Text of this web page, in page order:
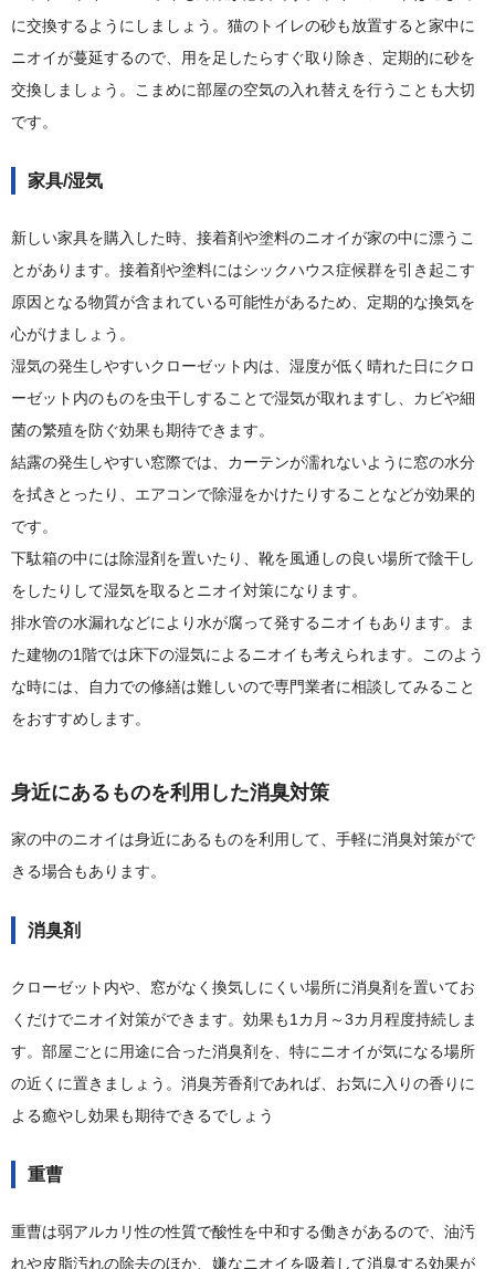
に交換するようにしましょう。猫のトイレの砂も放置すると家中に
ニオイが蔓延するので、用を足したらすぐ取り除き、定期的に砂を
交換しましょう。こまめに部屋の空気の入れ替えを行うことも大切
です。
家具/湿気
新しい家具を購入した時、接着剤や塗料のニオイが家の中に漂うこ
とがあります。接着剤や塗料にはシックハウス症候群を引き起こす
原因となる物質が含まれている可能性があるため、定期的な換気を
心がけましょう。
湿気の発生しやすいクローゼット内は、湿度が低く晴れた日にクロ
ーゼット内のものを虫干しすることで湿気が取れますし、カビや細
菌の繁殖を防ぐ効果も期待できます。
結露の発生しやすい窓際では、カーテンが濡れないように窓の水分
を拭きとったり、エアコンで除湿をかけたりすることなどが効果的
です。
下駄箱の中には除湿剤を置いたり、靴を風通しの良い場所で陰干し
をしたりして湿気を取るとニオイ対策になります。
排水管の水漏れなどにより水が腐って発するニオイもあります。ま
た建物の1階では床下の湿気によるニオイも考えられます。このよう
な時には、自力での修繕は難しいので専門業者に相談してみること
をおすすめします。
身近にあるものを利用した消臭対策
家の中のニオイは身近にあるものを利用して、手軽に消臭対策がで
きる場合もあります。
消臭剤
クローゼット内や、窓がなく換気しにくい場所に消臭剤を置いてお
くだけでニオイ対策ができます。効果も1カ月～3カ月程度持続しま
す。部屋ごとに用途に合った消臭剤を、特にニオイが気になる場所
の近くに置きましょう。消臭芳香剤であれば、お気に入りの香りに
よる癒やし効果も期待できるでしょう
重曹
重曹は弱アルカリ性の性質で酸性を中和する働きがあるので、油汚
れや皮脂汚れの除去のほか、嫌なニオイを吸着して消臭する効果が